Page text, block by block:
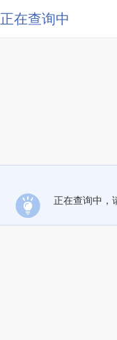
正在查询中
正在查询中，